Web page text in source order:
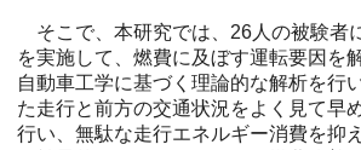
そこで、本研究では、26人の被験者
を実施して、燃費に及ぼす運転要因を
自動車工学に基づく理論的な解析を行
た走行と前方の交通状況をよく見て早
行い、無駄な走行エネルギー消費を抑